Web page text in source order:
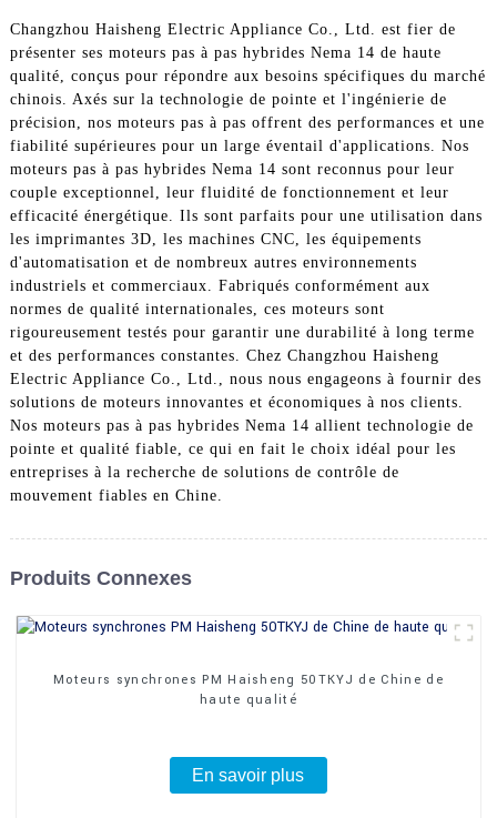
Changzhou Haisheng Electric Appliance Co., Ltd. est fier de
présenter ses moteurs pas à pas hybrides Nema 14 de haute
qualité, conçus pour répondre aux besoins spécifiques du marché
chinois. Axés sur la technologie de pointe et l'ingénierie de
précision, nos moteurs pas à pas offrent des performances et une
fiabilité supérieures pour un large éventail d'applications. Nos
moteurs pas à pas hybrides Nema 14 sont reconnus pour leur
couple exceptionnel, leur fluidité de fonctionnement et leur
efficacité énergétique. Ils sont parfaits pour une utilisation dans
les imprimantes 3D, les machines CNC, les équipements
d'automatisation et de nombreux autres environnements
industriels et commerciaux. Fabriqués conformément aux
normes de qualité internationales, ces moteurs sont
rigoureusement testés pour garantir une durabilité à long terme
et des performances constantes. Chez Changzhou Haisheng
Electric Appliance Co., Ltd., nous nous engageons à fournir des
solutions de moteurs innovantes et économiques à nos clients.
Nos moteurs pas à pas hybrides Nema 14 allient technologie de
pointe et qualité fiable, ce qui en fait le choix idéal pour les
entreprises à la recherche de solutions de contrôle de
mouvement fiables en Chine.
Produits Connexes
Moteurs synchrones PM Haisheng 50TKYJ de Chine de
haute qualité
En savoir plus